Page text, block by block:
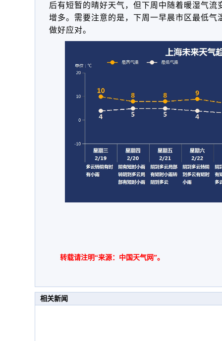
后有短暂的晴好天气，但下周中随着暖湿气
增多。需要注意的是，下周一早晨市区最低
做好应对。
转载请注明“来源：中国天气网”。
相关新闻